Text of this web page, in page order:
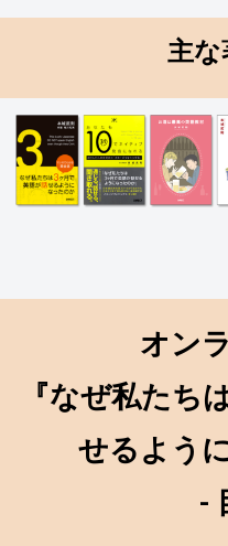
主な
オン
『なぜ私たち
せるよう
-